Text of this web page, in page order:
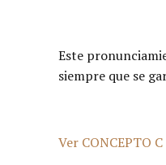
Este
siempre que se
Ver CONCEPTO